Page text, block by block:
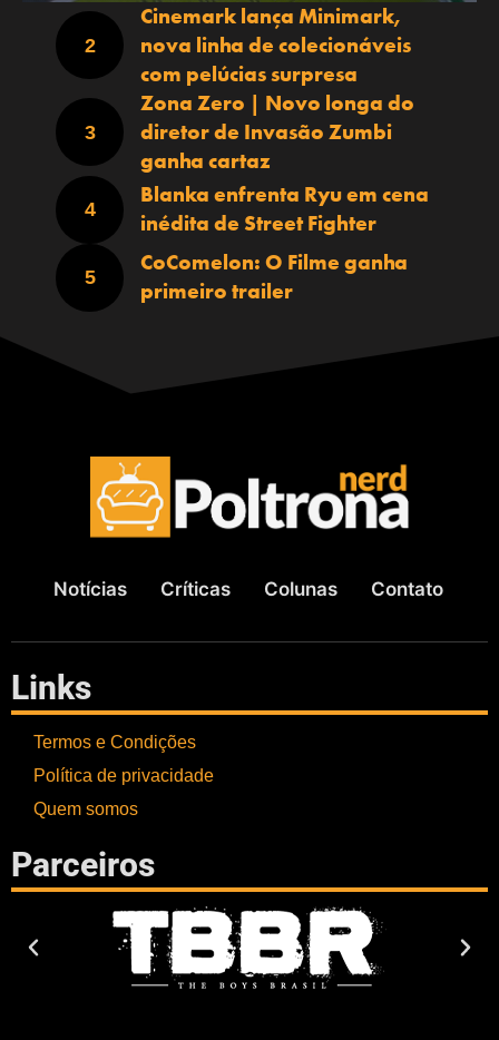
Cinemark lança Minimark,
nova linha de colecionáveis
com pelúcias surpresa
Zona Zero | Novo longa do
diretor de Invasão Zumbi
ganha cartaz
Blanka enfrenta Ryu em cena
inédita de Street Fighter
CoComelon: O Filme ganha
primeiro trailer
Notícias Críticas Colunas Contato
Links
Termos e Condições
Política de privacidade
Quem somos
Parceiros